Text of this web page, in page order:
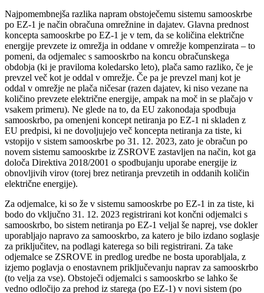
Najpomembnejša razlika napram obstoječemu sistemu samooskrbe
po EZ-1 je način obračuna omrežnine in dajatev. Glavna prednost
koncepta samooskrbe po EZ-1 je v tem, da se količina električne
energije prevzete iz omrežja in oddane v omrežje kompenzirata – to
pomeni, da odjemalec s samooskrbo na koncu obračunskega
obdobja (ki je praviloma koledarsko leto), plača samo razliko, če je
prevzel več kot je oddal v omrežje. Če pa je prevzel manj kot je
oddal v omrežje ne plača ničesar (razen dajatev, ki niso vezane na
količino prevzete električne energije, ampak na moč in se plačajo v
vsakem primeru). Ne glede na to, da EU zakonodaja spodbuja
samooskrbo, pa omenjeni koncept netiranja po EZ-1 ni skladen z
EU predpisi, ki ne dovoljujejo več koncepta netiranja za tiste, ki
vstopijo v sistem samooskrbe po 31. 12. 2023, zato je obračun po
novem sistemu samooskrbe iz ZSROVE zastavljen na način, kot ga
določa Direktiva 2018/2001 o spodbujanju uporabe energije iz
obnovljivih virov (torej brez netiranja prevzetih in oddanih količin
električne energije).
Za odjemalce, ki so že v sistemu samooskrbe po EZ-1 in za tiste, ki
bodo do vključno 31. 12. 2023 registrirani kot končni odjemalci s
samooskrbo, bo sistem netiranja po EZ-1 veljal še naprej, vse dokler
uporabljajo napravo za samooskrbo, za katero je bilo izdano soglasje
za priključitev, na podlagi katerega so bili registrirani. Za take
odjemalce se ZSROVE in predlog uredbe ne bosta uporabljala, z
izjemo poglavja o enostavnem priključevanju naprav za samooskrbo
(to velja za vse). Obstoječi odjemalci s samooskrbo se lahko še
vedno odločijo za prehod iz starega (po EZ-1) v novi sistem (po